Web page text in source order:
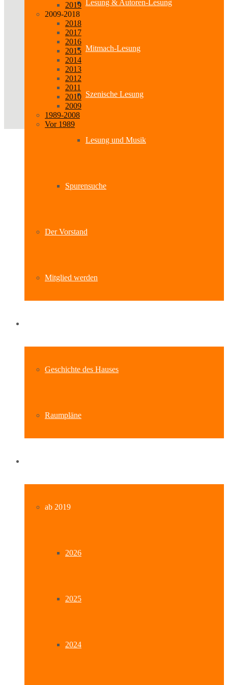
Lesung & Autoren-Lesung
Mitmach-Lesung
Szenische Lesung
Lesung und Musik
Spurensuche
Der Vorstand
Mitglied werden
Geschichte des Hauses
Raumpläne
ab 2019
2026
2025
2024
2019
2009-2018
2018
2017
2016
2015
2014
2013
2012
2011
2010
2009
1989-2008
Vor 1989